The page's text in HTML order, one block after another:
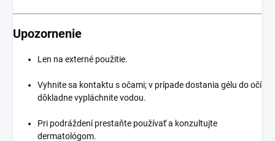
Upozornenie
Len na externé použitie.
Vyhnite sa kontaktu s očami; v prípade dostania gélu do očí
dôkladne vypláchnite vodou.
Pri podráždení prestaňte používať a konzultujte
dermatológom.